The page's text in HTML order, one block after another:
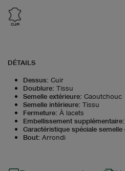
CUIR
DÉTAILS
Dessus: Cuir
Doublure: Tissu
Semelle extérieure: Caoutchouc
Semelle intérieure: Tissu
Fermeture: À lacets
Embellissement supplémentaire:
Caractéristique spéciale semelle
Bout: Arrondi